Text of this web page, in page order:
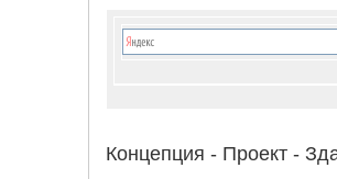
Концепция - Проект -